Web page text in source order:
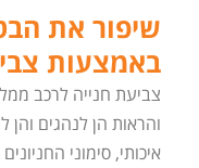
שיפור את
באמצעות
צביעת חנייה לרכב
והראות הן לנהגים והן
איכותי, סימוני